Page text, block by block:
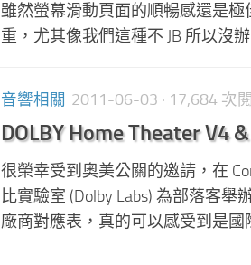
雖然螢幕滑動頁面的順暢感還是
重，尤其像我們這種不 JB 所以沒辦
音響相關 2011-06-03 · 17,684 次
DOLBY Home Theater V4
很榮幸受到奧美公關的邀請，在
比實驗室 (Dolby Labs) 為部落客
廠商對應表，真的可以感受到是國